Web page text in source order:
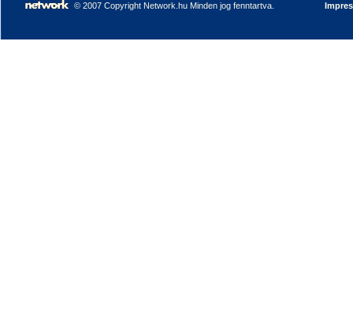
© 2007 Copyright Network.hu Minden jog fenntartva.